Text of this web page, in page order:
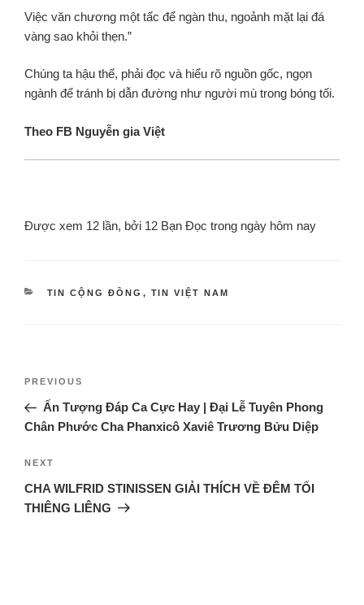
Việc văn chương một tấc để ngàn thu, ngoảnh mặt lại đá
vàng sao khỏi thẹn.”
Chúng ta hậu thế, phải đọc và hiểu rõ nguồn gốc, ngọn
ngành để tránh bị dẫn đường như người mù trong bóng tối.
Theo FB Nguyễn gia Việt
Được xem 12 lần, bởi 12 Bạn Đọc trong ngày hôm nay
TIN CỘNG ĐỒNG , TIN VIỆT NAM
PREVIOUS
Ấn Tượng Đáp Ca Cực Hay | Đại Lễ Tuyên Phong
Chân Phước Cha Phanxicô Xaviê Trương Bửu Diệp
NEXT
CHA WILFRID STINISSEN GIẢI THÍCH VỀ ĐÊM TỐI
THIÊNG LIÊNG